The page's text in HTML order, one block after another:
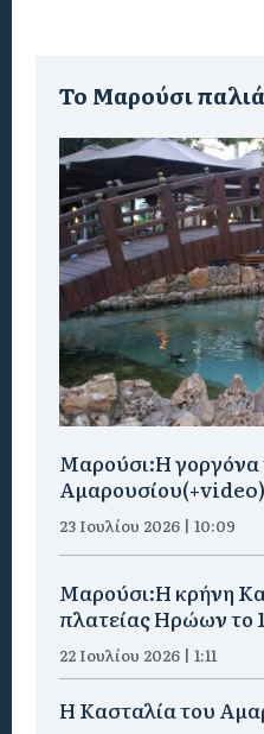
To Μαρούσι παλιά
Μαρούσι:H γοργόνα
Αμαρουσίου(+video)
23 Ιουλίου 2026 | 10:09
Μαρούσι:Η κρήνη
πλατείας Ηρώων το
22 Ιουλίου 2026 | 1:11
Η Κασταλία του